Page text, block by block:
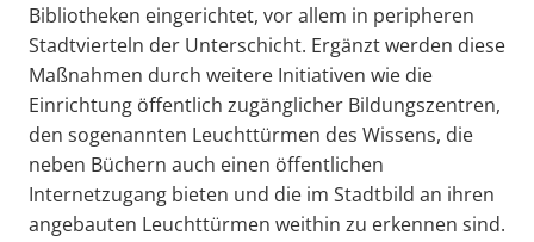
Bibliotheken eingerichtet, vor allem in peripheren
Stadtvierteln der Unterschicht. Ergänzt werden diese
Maßnahmen durch weitere Initiativen wie die
Einrichtung öffentlich zugänglicher Bildungszentren,
den sogenannten Leuchttürmen des Wissens, die
neben Büchern auch einen öffentlichen
Internetzugang bieten und die im Stadtbild an ihren
angebauten Leuchttürmen weithin zu erkennen sind.